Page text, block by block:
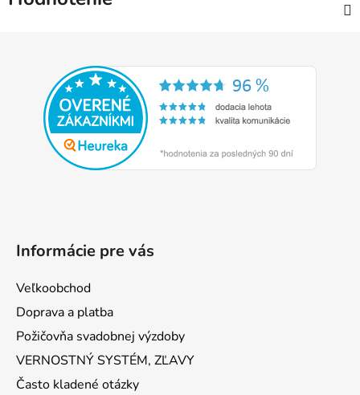
Informácie pre vás
Veľkoobchod
Doprava a platba
Požičovňa svadobnej výzdoby
VERNOSTNÝ SYSTÉM, ZĽAVY
Často kladené otázky